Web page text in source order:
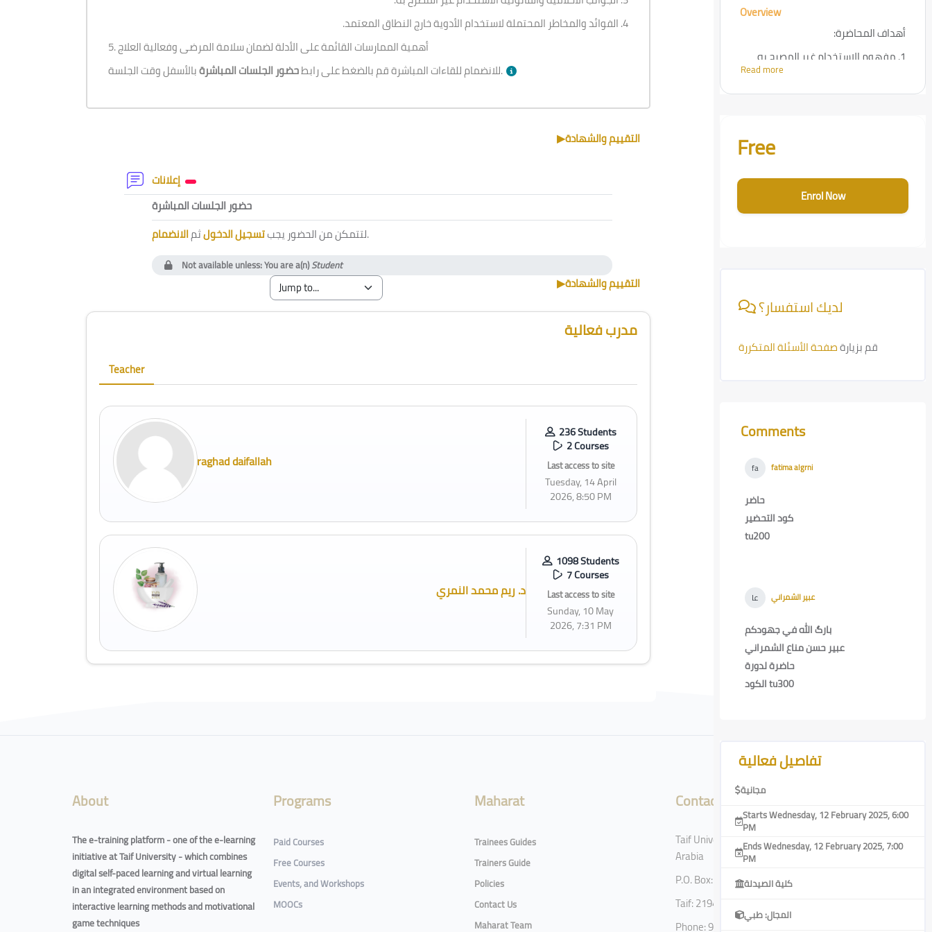
Overview
أهداف المحاضرة:
1. مفهوم الاستخدام غير المصرح به
2. أسباب وصف الأدوية لاستخدامات غير
4. الفوائد والمخاطر المحتملة لاستخدام
الأدوية خارج النطاق المعتمد.
5. أهمية الممارسات القائمة على الأدلة
Read more
Free
Enrol Now
لديك استفسار؟
قم بزيارةصفحة الأسئلة المتكررة
Skip Comments
Comments
fa fatima algrni-
حاضر
كود التحضير
tu200
عا عبير الشمراني-
بارگ الله في جهودكم
عبير حسن مناع الشمراني
حاضرة لدورة
الكود tu300
تفاصيل فعالية
مجانية
Starts Wednesday, 12 February 2025, 6:00
PM
Ends Wednesday, 12 February 2025, 7:00
PM
كلية الصيدلة
المجال: طبي
4. الفوائد والمخاطر المحتملة لاستخدام الأدوية خارج النطاق المعتمد.
5. أهمية الممارسات القائمة على الأدلة لضمان سلامة المرضى وفعالية العلاج
للانضمام للقاءات المباشرة قم بالضغط على رابطحضور الجلسات المباشرة بالأسفل وقت الجلسة.
▶︎التقييم والشهادة
إعلانات Forum
حضور الجلسات المباشرةExternal tool
لتتمكن من الحضور يجبتسجيل الدخولثمالانضمام .
Not available unless: You are a(n)Student
▶︎التقييم والشهادة
Blocks
Skip [Cocoon] Course Instructor مدرب فعالية
Teacher
raghad daifallah
236 Students
2 Courses
Last access to site
Tuesday, 14 April
2026, 8:50 PM
د. ريم محمد النمري
1098 Students
7 Courses
Last access to site
Sunday, 10 May
2026, 7:31 PM
About
The e-training platform - one of the e-learning
initiative at Taif University - which combines
digital self-paced learning and virtual learning
in an integrated environment based on
interactive learning methods and motivational
game techniques
Programs
Paid Courses
Free Courses
Events, and Workshops
MOOCs
Maharat
Trainees Guides
Trainers Guide
Policies
Contact Us
Maharat Team
Contact
Taif University, Taif, Kingdom of Saudi
Arabia
P.O. Box: 11099
Taif: 21944
Phone: 920002122